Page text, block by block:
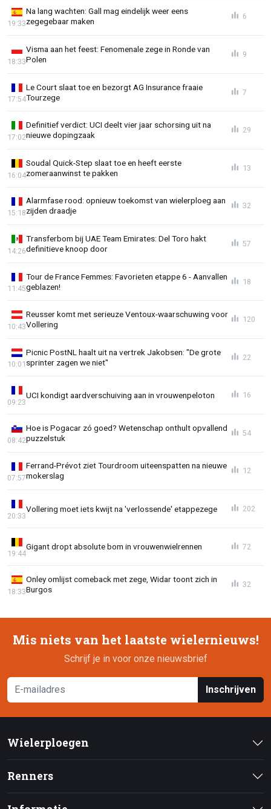
Na lang wachten: Gall mag eindelijk weer eens
zegegebaar maken
19:33
6
Visma aan het feest: Fenomenale zege in Ronde van
Polen
18:33
9
Le Court slaat toe en bezorgt AG Insurance fraaie
Tourzege
17:54
7
Definitief verdict: UCI deelt vier jaar schorsing uit na
nieuwe dopingzaak
17:02
29
Soudal Quick-Step slaat toe en heeft eerste
zomeraanwinst te pakken
16:04
13
Alarmfase rood: opnieuw toekomst van wielerploeg aan
zijden draadje
15:18
32
Transferbom bij UAE Team Emirates: Del Toro hakt
definitieve knoop door
14:26
57
Tour de France Femmes: Favorieten etappe 6 - Aanvallen
geblazen!
11:45
18
Reusser komt met serieuze Ventoux-waarschuwing voor
Vollering
10:43
120
Picnic PostNL haalt uit na vertrek Jakobsen: "De grote
sprinter zagen we niet"
10:01
22
UCI kondigt aardverschuiving aan in vrouwenpeloton
09:23
16
Hoe is Pogacar zó goed? Wetenschap onthult opvallend
puzzelstuk
08:42
54
Ferrand-Prévot ziet Tourdroom uiteenspatten na nieuwe
mokerslag
07:57
12
Vollering moet iets kwijt na 'verlossende' etappezege
20:33
202
Gigant dropt absolute bom in vrouwenwielrennen
19:44
72
Onley omlijst comeback met zege, Widar toont zich in
Burgos
18:33
32
Mis niets van het laatste wielernieuws!
Schrijf je in voor onze nieuwsbrief
Inschrijven
Wielerploegen
Renners